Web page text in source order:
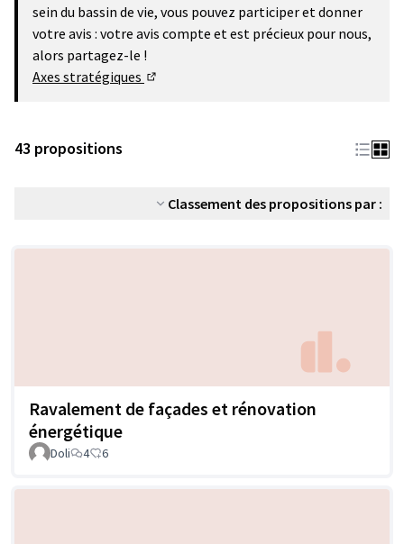
sein du bassin de vie, vous pouvez participer et donner
votre avis : votre avis compte et est précieux pour nous,
alors partagez-le !
Axes stratégiques
43 propositions
Classement des propositions par :
Ravalement de façades et rénovation
énergétique
Doli 4 6